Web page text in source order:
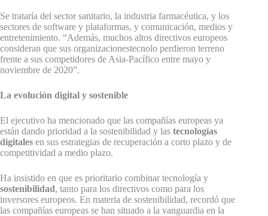
Se trataría del sector sanitario, la industria farmacéutica, y los
sectores de software y plataformas, y comunicación, medios y
entretenimiento. “Además, muchos altos directivos europeos
consideran que sus organizacionestecnolo perdieron terreno
frente a sus competidores de Asia-Pacífico entre mayo y
noviembre de 2020”.
La evolución digital y sostenible
El ejecutivo ha mencionado que las compañías europeas ya
están dando prioridad a la sostenibilidad y las tecnologías
digitales en sus estrategias de recuperación a corto plazo y de
competitividad a medio plazo.
Ha insistido en que es prioritario combinar tecnología y
sostenibilidad, tanto para los directivos como para los
inversores europeos. En materia de sostenibilidad, recordó que
las compañías europeas se han situado a la vanguardia en la